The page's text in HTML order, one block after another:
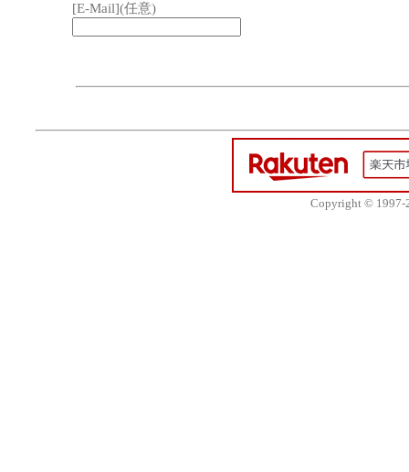
[E-Mail](任意)
Copyright © 1997-